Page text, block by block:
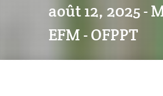
août 12, 2025 -
EFM - OFPPT